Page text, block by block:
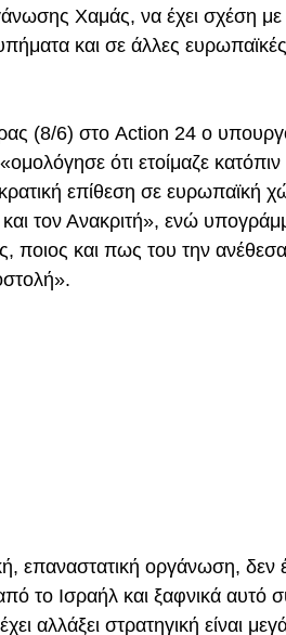
Χαμάς, να έχει σχέση με
και σε άλλες ευρωπαϊκές
(8/6) στο Action 24 ο
ότι ετοίμαζε κατόπιν
επίθεση σε ευρωπαϊκή
τον Ανακριτή», ενώ
ποιος και πως του την
επαναστατική οργάνωση, δεν
το Ισραήλ και ξαφνικά αυτό
αλλάξει στρατηγική είναι